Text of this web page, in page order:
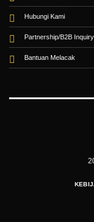
Hubungi Kami
Partnership/B2B Inquiry
Bantuan Melacak